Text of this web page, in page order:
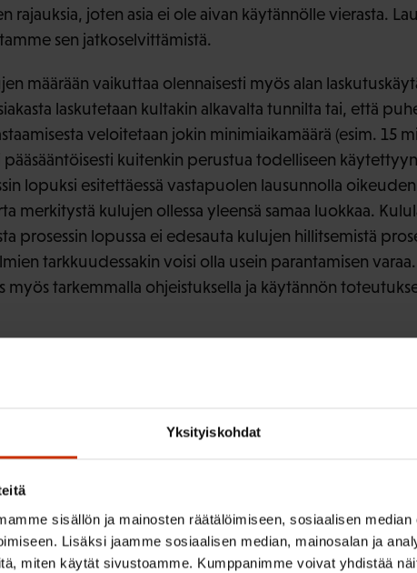
Yksityiskohdat
sisällön ja mainosten räätälöimiseen, sosiaalisen
Lisäksi jaamme sosiaalisen median, mainosalan ja
miten käytät sivustoamme. Kumppanimme voivat yhdistää
rajauksia, joten asia ei ole aivan käytännölle vierasta.
sen jatkoselvittämistä.
määrään vaikuttaa olennaisesti myös alan
laskutetaan kultakin alkavalta tunnilta tai, että
veloitetaan jokin minimiaikamäärä (esim. 15
kuitenkin perustua todelliseen
lopuksi esitettäessä vastapuolen lausunnolla
merkitystä kulujen ollessa yleensä samaa luokkaa.
prosessin lopussa ei edesauta kulujen hillitsemistä
tarkkuudessakin voisi olla usein parantamisen
myös tarkemmalla ohjeistuksella ja käytännön
hillitsemisessä tärkeä rooli on myös
oikeuksissa on käsityksemme mukaan vähennetty
tuomarikohtaisesti tai osastojen osalta.
tai käräjätuomareiden keskittyminen tietyn alan
tätä kautta kokonaiskuluja asianosaistenkin osalta.
asioissa lainsäädännön erityisluonne
myös lausunnoille ja jatkokäsittelyille myönnetyt